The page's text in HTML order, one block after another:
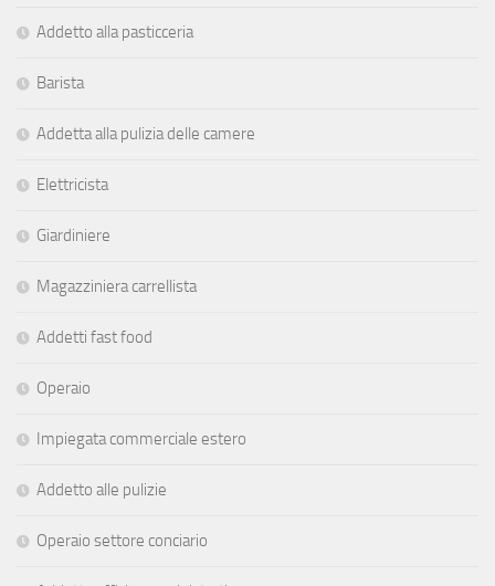
Addetto alla pasticceria
Barista
Addetta alla pulizia delle camere
Elettricista
Giardiniere
Magazziniera carrellista
Addetti fast food
Operaio
Impiegata commerciale estero
Addetto alle pulizie
Operaio settore conciario